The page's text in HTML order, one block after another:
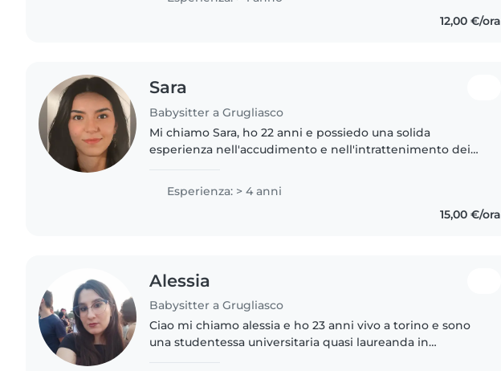
12,00 €/ora
Sara
Babysitter a Grugliasco
Mi chiamo Sara, ho 22 anni e possiedo una solida
esperienza nell'accudimento e nell'intrattenimento dei
Esperienza: > 4 anni
15,00 €/ora
Alessia
Babysitter a Grugliasco
Ciao mi chiamo alessia e ho 23 anni vivo a torino e sono
una studentessa universitaria quasi laureanda in